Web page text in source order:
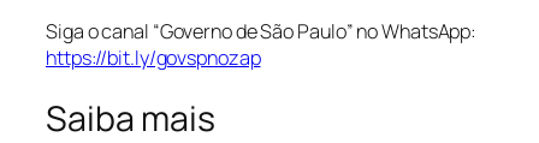
Siga o canal “Governo de São Paulo” no WhatsApp:
https://bit.ly/govspnozap
Saiba mais